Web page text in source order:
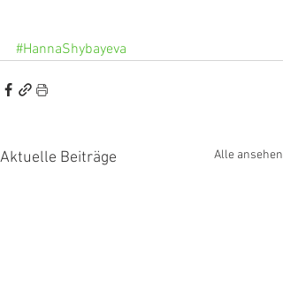
#HannaShybayeva
Aktuelle Beiträge Alle ansehen